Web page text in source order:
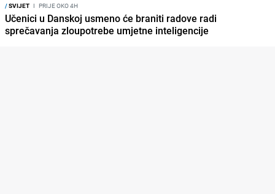
/SVIJET I PRIJE OKO 4H
Učenici u Danskoj usmeno će braniti radove radi
sprečavanja zloupotrebe umjetne inteligencije